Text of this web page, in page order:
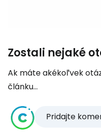
Zostali nejaké
Ak máte akékoľvek
článku...
Pridajte